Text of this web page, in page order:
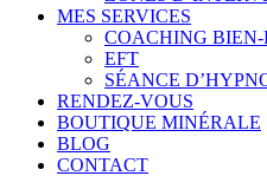
MES SERVICES
COACHING BIEN-
EFT
SÉANCE
RENDEZ-VOUS
BOUTIQUE MINÉRALE
BLOG
CONTACT